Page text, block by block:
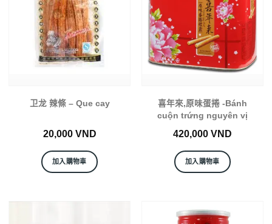
卫龙 辣條 – Que cay
20,000 VND
加入購物車
喜年來,原味蛋捲 -Bánh
cuộn trứng nguyên vị
420,000 VND
加入購物車